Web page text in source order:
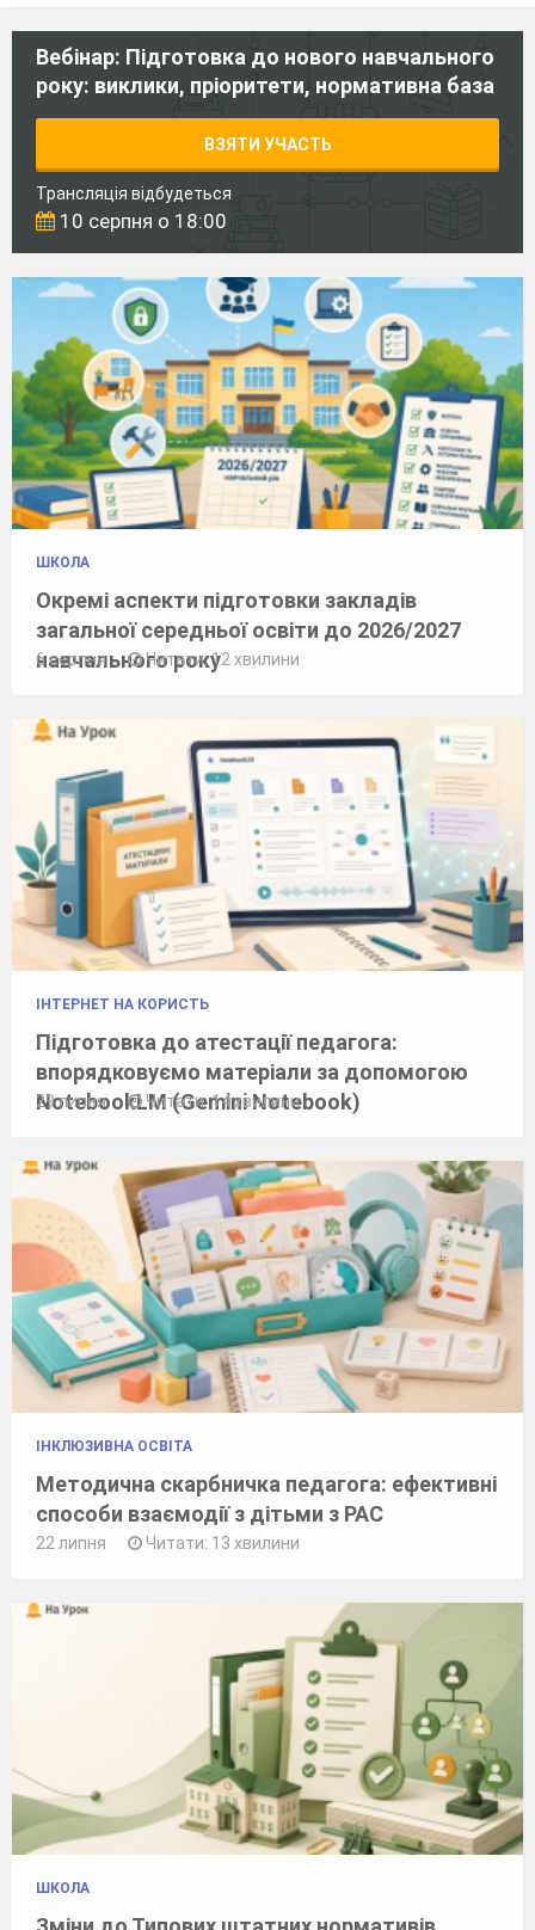
Вебінар: Підготовка до нового навчального
року: виклики, пріоритети, нормативна база
ВЗЯТИ УЧАСТЬ
Трансляція відбудеться
10 серпня о 18:00
ШКОЛА
Окремі аспекти підготовки закладів
загальної середньої освіти до 2026/2027
навчального року
6 серпня Читати: 12 хвилини
ІНТЕРНЕТ НА КОРИСТЬ
Підготовка до атестації педагога:
впорядковуємо матеріали за допомогою
NotebookLM (Gemini Notebook)
29 липня Читати: 14 хвилини
ІНКЛЮЗИВНА ОСВІТА
Методична скарбничка педагога: ефективні
способи взаємодії з дітьми з РАС
22 липня Читати: 13 хвилини
ШКОЛА